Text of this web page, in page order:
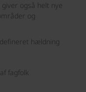
også helt nye
og
hældning
fagfolk